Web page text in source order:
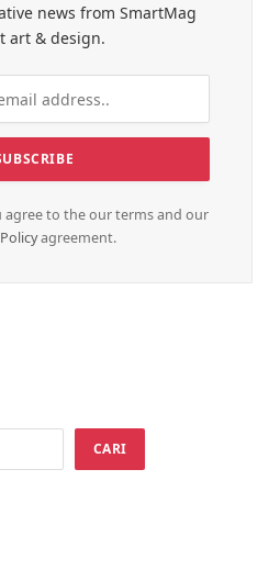
news from SmartMag
art & design.
agree to the our terms and our
agreement.
CARI